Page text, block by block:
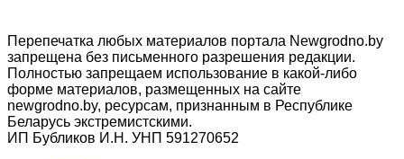
Перепечатка любых материалов портала Newgrodno.by
запрещена без письменного разрешения редакции.
Полностью запрещаем использование в какой-либо
форме материалов, размещенных на сайте
newgrodno.by, ресурсам, признанным в Республике
Беларусь экстремистскими.
ИП Бубликов И.Н. УНП 591270652